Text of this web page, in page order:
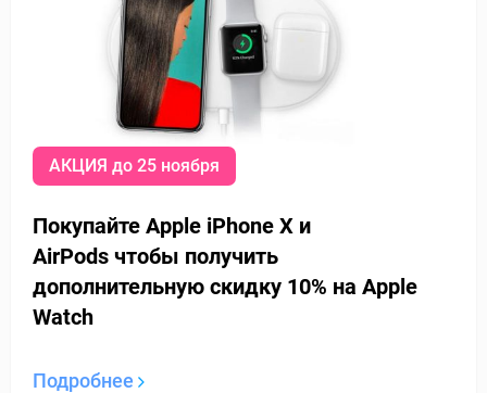
АКЦИЯ до 25 ноября
Покупайте Apple iPhone X и
AirPods чтобы получить
дополнительную скидку 10% на Apple
Watch
Подробнее